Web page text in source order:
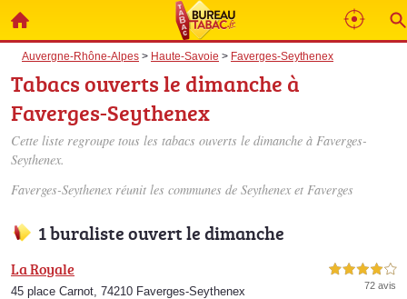
Auvergne-Rhône-Alpes > Haute-Savoie > Faverges-Seythenex
Tabacs ouverts le dimanche à
Faverges-Seythenex
Cette liste regroupe tous les tabacs ouverts le dimanche à Faverges-
Seythenex.
Faverges-Seythenex réunit les communes de Seythenex et Faverges
1 buraliste ouvert le dimanche
La Royale
45 place Carnot, 74210 Faverges-Seythenex
4,0 étoiles sur 5
72 avis